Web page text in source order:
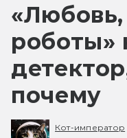
роботы»
почему
Кот-император